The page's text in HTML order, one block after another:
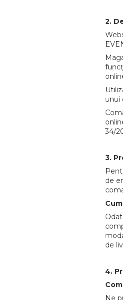
2.
unui
34/
3.
de
de
4.
Ne